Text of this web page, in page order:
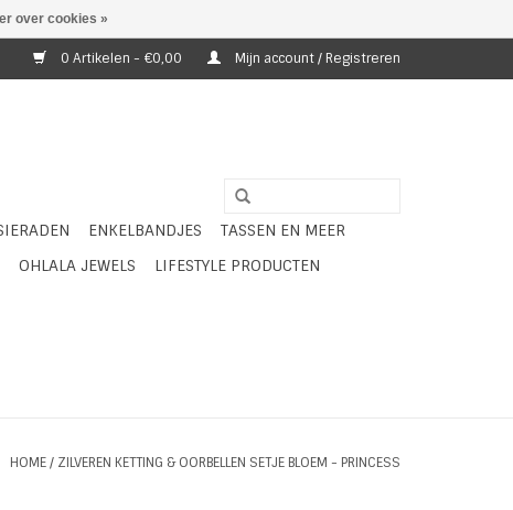
0 Artikelen - €0,00 Mijn account / Registreren
ENKELBANDJES
TASSEN EN MEER
OHLALA JEWELS
LIFESTYLE PRODUCTEN
HOME/ ZILVEREN KETTING & OORBELLEN SETJE BLOEM - PRINCESS
over cookies »